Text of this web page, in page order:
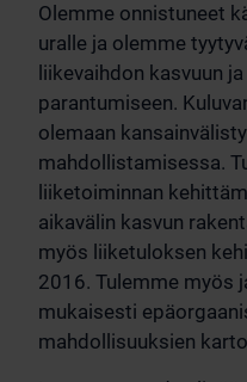
Olemme onnistuneet
uralle ja olemme
liikevaihdon kasvuun
parantumiseen.
olemaan
mahdollistamisessa.
liiketoiminnan
aikavälin kasvun
myös liiketuloksen
2016. Tulemme myös
mukaisesti
mahdollisuuksien